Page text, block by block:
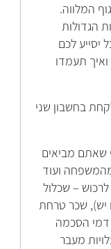
המלווה.
הגדולות
יסייע לכם
ואיך תעמדו
בחשבון שני
שאתם מביאים
ועוד
– שכלול
יש), שכר טרחת
דמי הסכמה
מעבר